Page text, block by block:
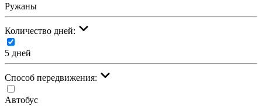
Ружаны
Количество дней:
5 дней
Cпособ передвижения:
Автобус